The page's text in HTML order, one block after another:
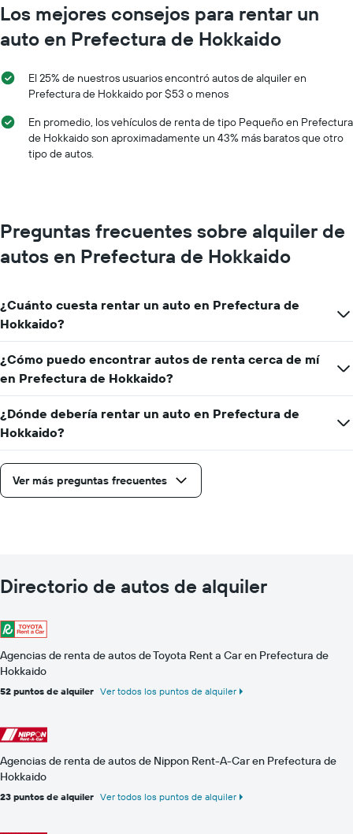
Los mejores consejos para rentar un
auto en Prefectura de Hokkaido
El 25% de nuestros usuarios encontró autos de alquiler en
Prefectura de Hokkaido por $53 o menos
En promedio, los vehículos de renta de tipo Pequeño en Prefectura
de Hokkaido son aproximadamente un 43% más baratos que otro
tipo de autos.
Preguntas frecuentes sobre alquiler de
autos en Prefectura de Hokkaido
¿Cuánto cuesta rentar un auto en Prefectura de
Hokkaido?
¿Cómo puedo encontrar autos de renta cerca de mí
en Prefectura de Hokkaido?
¿Dónde debería rentar un auto en Prefectura de
Hokkaido?
Ver más preguntas frecuentes
Directorio de autos de alquiler
Agencias de renta de autos de Toyota Rent a Car en Prefectura de
Hokkaido
52 puntos de alquiler Ver todos los puntos de alquiler
Agencias de renta de autos de Nippon Rent-A-Car en Prefectura de
Hokkaido
23 puntos de alquiler Ver todos los puntos de alquiler